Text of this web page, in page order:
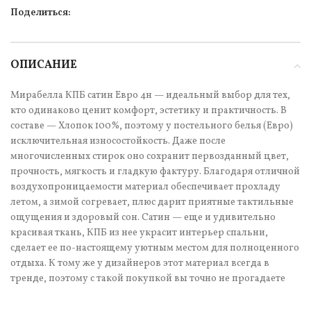
Поделиться:
ОПИСАНИЕ
Мирабелла КПБ сатин Евро 4н — идеальный выбор для тех,
кто одинаково ценит комфорт, эстетику и практичность. В
составе — Хлопок 100%, поэтому у постельного белья (Евро)
исключительная износостойкость. Даже после
многочисленных стирок оно сохранит первозданный цвет,
прочность, мягкость и гладкую фактуру. Благодаря отличной
воздухопроницаемости материал обеспечивает прохладу
летом, а зимой согревает, плюс дарит приятные тактильные
ощущения и здоровый сон. Сатин — еще и удивительно
красивая ткань, КПБ из нее украсит интерьер спальни,
сделает ее по-настоящему уютным местом для полноценного
отдыха. К тому же у дизайнеров этот материал всегда в
тренде, поэтому с такой покупкой вы точно не прогадаете